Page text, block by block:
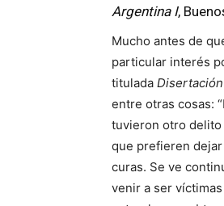
Argentina I,
Mucho antes de
particular interés
titulada
entre otras cosas:
tuvieron otro delito
que prefieren
curas. Se ve
venir a ser